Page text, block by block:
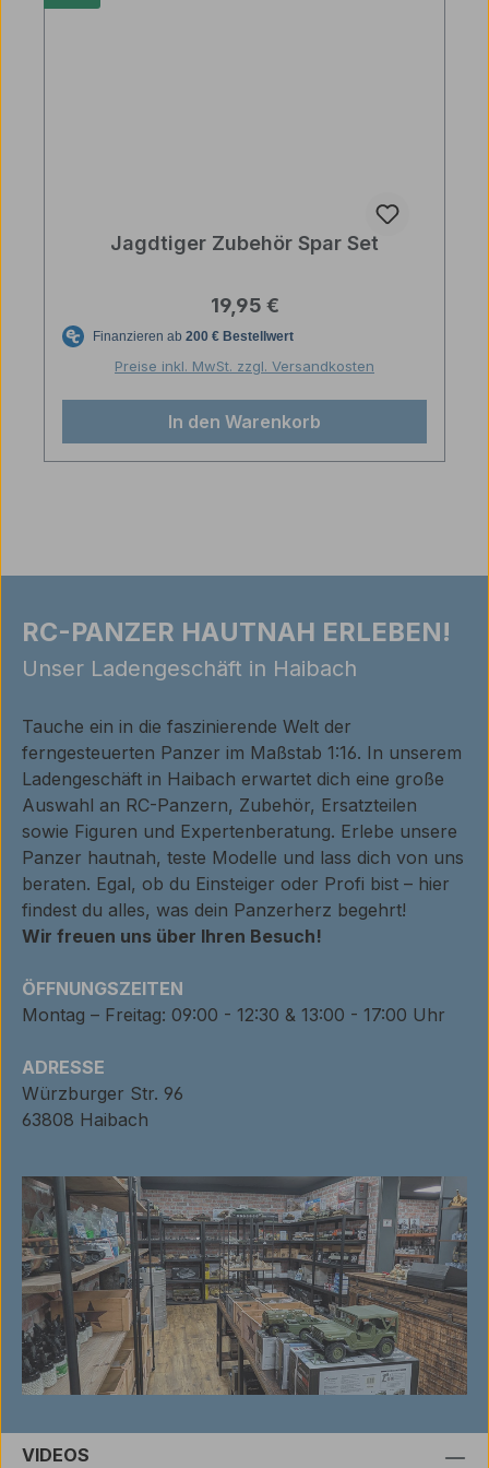
Jagdtiger Zubehör Spar Set
Regulärer Preis:
19,95 €
Preise inkl. MwSt. zzgl. Versandkosten
In den Warenkorb
RC-PANZER HAUTNAH ERLEBEN!
Unser Ladengeschäft in Haibach
Tauche ein in die faszinierende Welt der
ferngesteuerten Panzer im Maßstab 1:16. In unserem
Ladengeschäft in Haibach erwartet dich eine große
Auswahl an RC-Panzern, Zubehör, Ersatzteilen
sowie Figuren und Expertenberatung. Erlebe unsere
Panzer hautnah, teste Modelle und lass dich von uns
beraten. Egal, ob du Einsteiger oder Profi bist – hier
findest du alles, was dein Panzerherz begehrt!
Wir freuen uns über Ihren Besuch!
ÖFFNUNGSZEITEN
Montag – Freitag: 09:00 - 12:30 & 13:00 - 17:00 Uhr
ADRESSE
Würzburger Str. 96
63808 Haibach
VIDEOS